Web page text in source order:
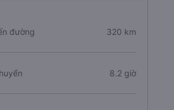
đường 320 km
8.2 giờ